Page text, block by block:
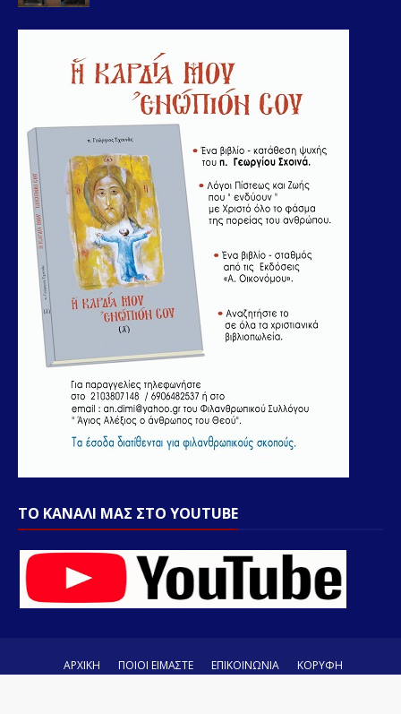
ΤΟ ΚΑΝΑΛΙ ΜΑΣ ΣΤΟ YOUTUBE
ΑΡΧΙΚΗ ΠΟΙΟΙ ΕΙΜΑΣΤΕ ΕΠΙΚΟΙΝΩΝΙΑ
ΚΟΡΥΦΗ